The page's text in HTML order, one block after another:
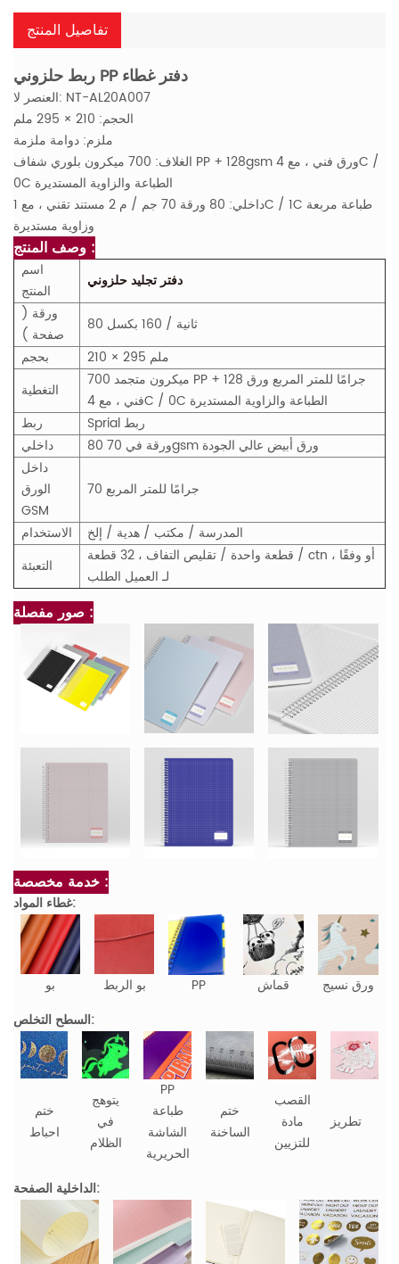
تفاصيل المنتج
ربط حلزوني PP دفتر غطاء
العنصر لا: NT-AL20A007
الحجم: 210 × 295 ملم
ملزم: دوامة ملزمة
الغلاف: 700 ميكرون بلوري شفاف PP + 128gsm ورق فني ، مع 4C /
0C الطباعة والزاوية المستديرة
داخلي: 80 ورقة 70 جم / م 2 مستند تقني ، مع 1C / 1C طباعة مربعة
وزاوية مستديرة
وصف المنتج :
اسم
المنتج
دفتر تجليد حلزوني
ورقة (
صفحة )
80 ثانية / 160 بكسل
بحجم
210 × 295 ملم
التغطية
700 ميكرون متجمد PP + 128 جرامًا للمتر المربع ورق
فني ، مع 4C / 0C الطباعة والزاوية المستديرة
ربط
Sprial ربط
داخلي
80 ورقة في 70gsm ورق أبيض عالي الجودة
داخل
الورق
GSM
70 جرامًا للمتر المربع
الاستخدام
المدرسة / مكتب / هدية / إلخ
التعبئة
قطعة واحدة / تقليص التفاف ، 32 قطعة / ctn ، أو وفقًا
لـ العميل الطلب
صور مفصلة :
خدمة مخصصة :
غطاء المواد:
بو بو الربط PP قماش
ورق نسيج
السطح التخلص:
ختم
احباط
يتوهج
في
الظلام
PP
طباعة
الشاشة
الحريرية
ختم
الساخنة
القصب
مادة
للتزيين
تطريز
الداخلية الصفحة: